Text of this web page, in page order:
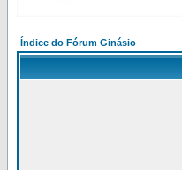
Índice do Fórum Ginásio